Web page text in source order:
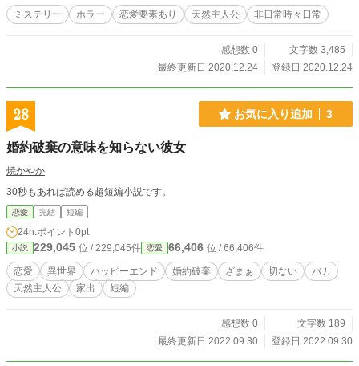
ミステリー ホラー 恋愛要素あり 天然主人公 非日常時々日常
感想数 0
文字数 3,485
最終更新日 2020.12.24
登録日 2020.12.24
28 お気に入り追加 3
婚約破棄の意味を知らない彼女
焼かやか
30秒もあれば読める超短編小説です。
恋愛 完結 短編
24h.ポイント 0pt
小説 229,045 位 / 229,045件 恋愛 66,406 位 / 66,406件
恋愛 異世界 ハッピーエンド 婚約破棄 ざまぁ 切ない
バカ
天然主人公
家出 短編
感想数 0
文字数 189
最終更新日 2022.09.30
登録日 2022.09.30